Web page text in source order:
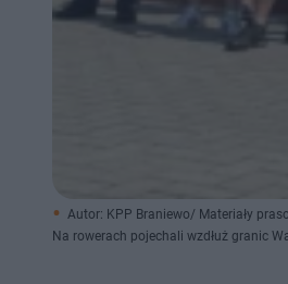
Autor: KPP Braniewo/ Materiały
Na rowerach pojechali wzdłuż granic